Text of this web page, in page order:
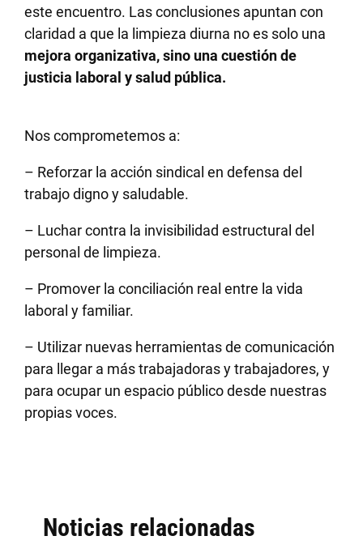
este encuentro. Las conclusiones apuntan con
claridad a que la limpieza diurna no es solo una
mejora organizativa, sino una cuestión de
justicia laboral y salud pública.
Nos comprometemos a:
– Reforzar la acción sindical en defensa del
trabajo digno y saludable.
– Luchar contra la invisibilidad estructural del
personal de limpieza.
– Promover la conciliación real entre la vida
laboral y familiar.
– Utilizar nuevas herramientas de comunicación
para llegar a más trabajadoras y trabajadores, y
para ocupar un espacio público desde nuestras
propias voces.
Noticias relacionadas